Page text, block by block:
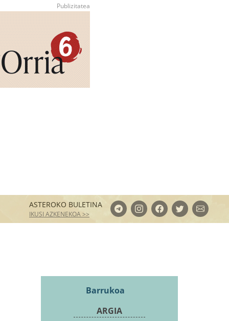
ASTEROKO BULETINA
IKUSI AZKENEKOA >>
Barrukoa
ARGIA